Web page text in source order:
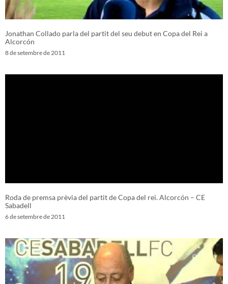
Jonathan Collado parla del partit del seu debut en Copa del Rei a
Alcorcón
8 de setembre de 2011
Roda de premsa prèvia del partit de Copa del rei. Alcorcón – CE
Sabadell
6 de setembre de 2011